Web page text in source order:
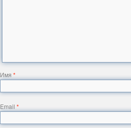
Имя*
Email*